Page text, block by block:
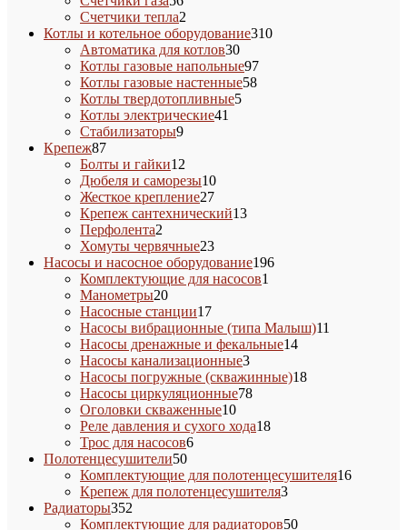
товаров
Счетчики тепла2
товара
Котлы и котельное оборудование310310
Автоматика для котлов3030
товаров
Котлы газовые напольные9797
Котлы газовые настенные5858
Котлы твердотопливные55
Котлы электрические41
Стабилизаторы99
Крепеж8787
товаров
Болты и гайки12
товаров
Дюбеля и саморезы1010
Жесткое крепление2727
товаров
Крепеж сантехнический1313
Перфолента2
товара
Хомуты червячные2323
товара
Насосы и насосное оборудование196196
Комплектующие для насосов1
Манометры2020
товаров
Насосные станции1717
товаров
Насосы вибрационные (типа Малыш)11
Насосы дренажные и фекальные1414
Насосы канализационные33
товара
Насосы погружные (скважинные)1818
Насосы циркуляционные7878
Оголовки скваженные1010
товаров
Реле давления и сухого хода1818
Трос для насосов66
Полотенцесушители5050
товаров
Комплектующие для полотенцесушителя1616
Крепеж для полотенцесушителя33
Радиаторы352
товара
Комплектующие для радиаторов5050